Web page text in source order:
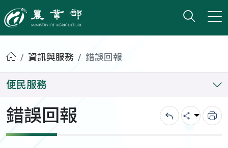
農業部
打開
小版
首頁資訊與服務 錯誤回報
便民服務
錯誤回報 回上一頁
分享 列